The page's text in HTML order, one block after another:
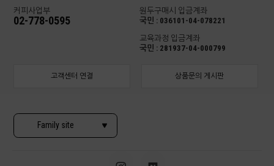
커피사업부
02-778-0595
원두구매시 입금계좌
국민 : 036101-04-078221
교육과정 입금계좌
국민 : 281937-04-000799
고객센터 연결 상품문의 게시판
Family site